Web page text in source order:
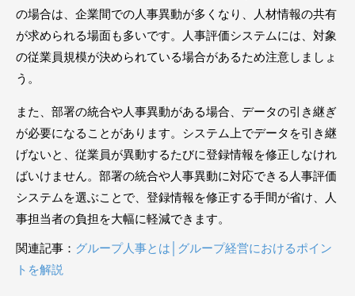
の場合は、企業間での人事異動が多くなり、人材情報の共有
が求められる場面も多いです。人事評価システムには、対象
の従業員規模が決められている場合があるため注意しましょ
う。
また、部署の統合や人事異動がある場合、データの引き継ぎ
が必要になることがあります。システム上でデータを引き継
げないと、従業員が異動するたびに登録情報を修正しなけれ
ばいけません。部署の統合や人事異動に対応できる人事評価
システムを選ぶことで、登録情報を修正する手間が省け、人
事担当者の負担を大幅に軽減できます。
関連記事： グループ人事とは│グループ経営におけるポイン
トを解説